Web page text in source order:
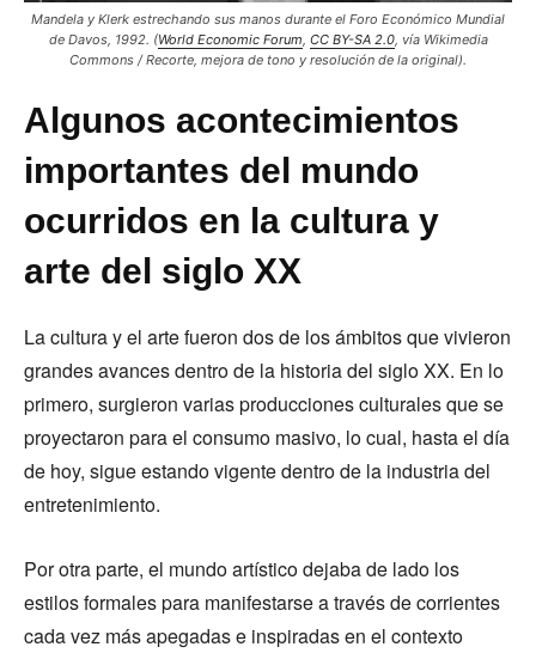
Mandela y Klerk estrechando sus manos durante el Foro Económico Mundial
de Davos, 1992. (World Economic Forum, CC BY-SA 2.0, vía Wikimedia
Commons / Recorte, mejora de tono y resolución de la original).
Algunos acontecimientos
importantes del mundo
ocurridos en la cultura y
arte del siglo XX
La cultura y el arte fueron dos de los ámbitos que vivieron
grandes avances dentro de la historia del siglo XX. En lo
primero, surgieron varias producciones culturales que se
proyectaron para el consumo masivo, lo cual, hasta el día
de hoy, sigue estando vigente dentro de la industria del
entretenimiento.
Por otra parte, el mundo artístico dejaba de lado los
estilos formales para manifestarse a través de corrientes
cada vez más apegadas e inspiradas en el contexto